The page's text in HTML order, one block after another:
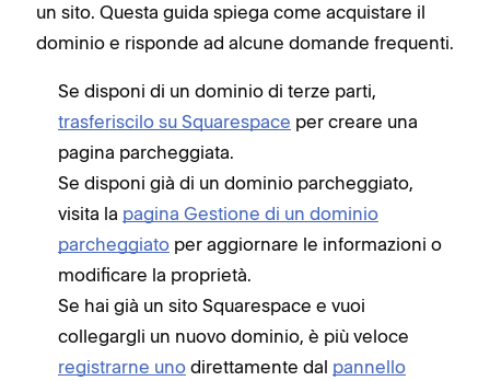
un sito. Questa guida spiega come acquistare il
dominio e risponde ad alcune domande frequenti.
Se disponi di un dominio di terze parti,
trasferiscilo su Squarespace per creare una
pagina parcheggiata.
Se disponi già di un dominio parcheggiato,
visita la pagina Gestione di un dominio
parcheggiato per aggiornare le informazioni o
modificare la proprietà.
Se hai già un sito Squarespace e vuoi
collegargli un nuovo dominio, è più veloce
registrarne uno direttamente dal pannello